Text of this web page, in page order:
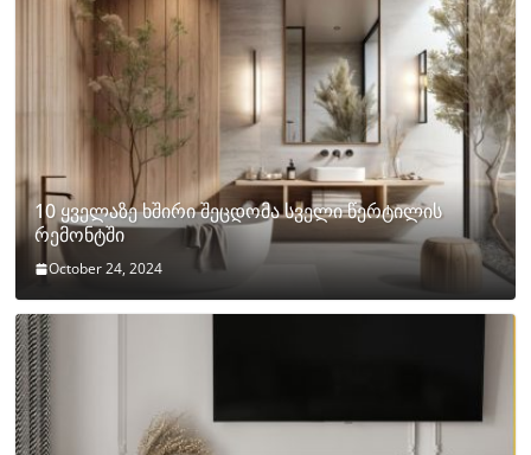
10 ყველაზე ხშირი შეცდომა სველი წერტილის
რემონტში
October 24, 2024